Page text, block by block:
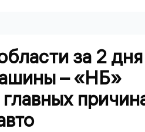
за 2 дня
– «НБ»